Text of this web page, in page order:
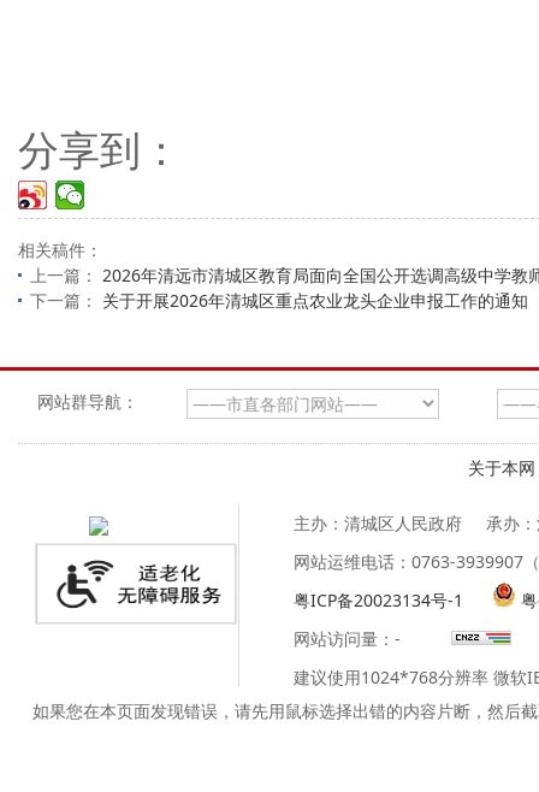
分享到：
相关稿件：
上一篇： 2026年清远市清城区教育局面向全国公开选调高级中学教
下一篇： 关于开展2026年清城区重点农业龙头企业申报工作的通知
网站群导航：
关于本网
主办：清城区人民政府
承办
网站运维电话：0763-3939907
粤ICP备20023134号-1
网站访问量： -
建议使用1024*768分辨率 微软
如果您在本页面发现错误，请先用鼠标选择出错的内容片断，然后